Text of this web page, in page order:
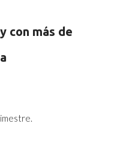
con más de